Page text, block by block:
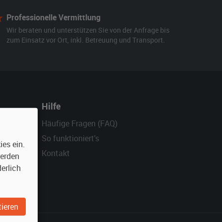
Professionelle Vermittlung
Wir beraten und unterstützen Sie von der Anfrage bis
zum Einsatz vor Ort, inkl. Betreuung und Transport.
Hilfe
Häufige Fragen (FAQ)
So funktioniert's
Kontakt
ein.